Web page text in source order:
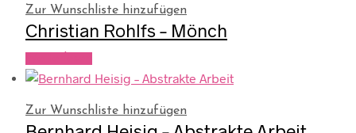
Zur Wunschliste hinzufügen
Christian Rohlfs – Mönch
Zur Wunschliste hinzufügen